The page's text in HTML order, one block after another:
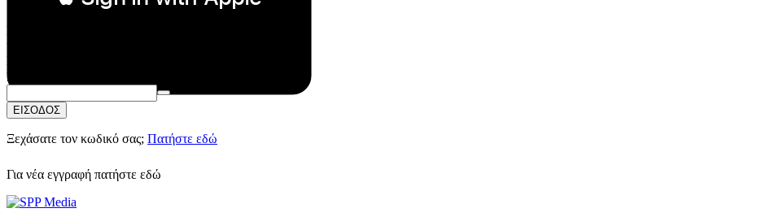
Συνεχίστε με Apple
ή
Email:
Κωδικός Πρόσβασης:
ΕΙΣΟΔΟΣ
Ξεχάσατε τον κωδικό σας; Πατήστε εδώ
Για νέα εγγραφή πατήστε εδώ